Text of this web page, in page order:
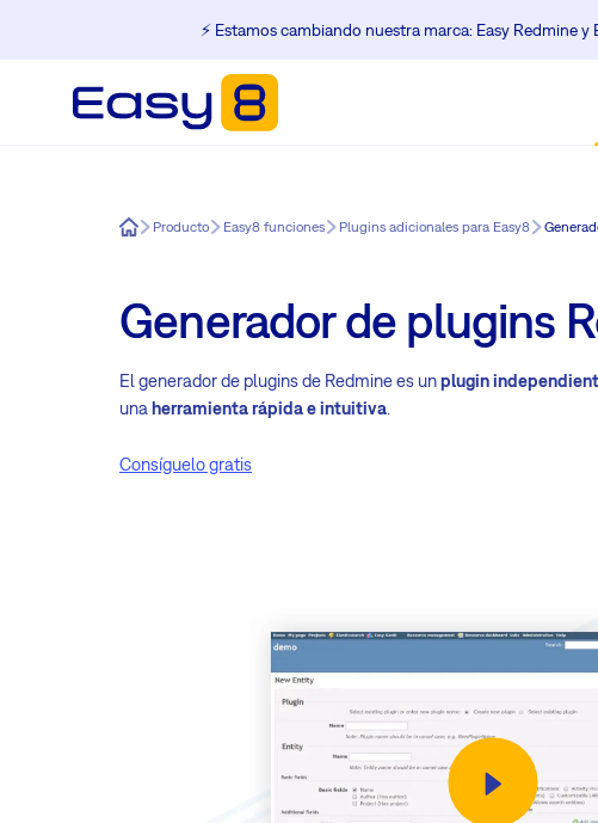
⚡️ Estamos cambiando nuestra marca: Easy Redmine
Easy8Producto Easy8 funciones Plugins adicionales para Easy8
Generador de plugins
El generador de plugins de Redmine es unplugin
una herramienta rápida e intuitiva.
Consíguelo gratis